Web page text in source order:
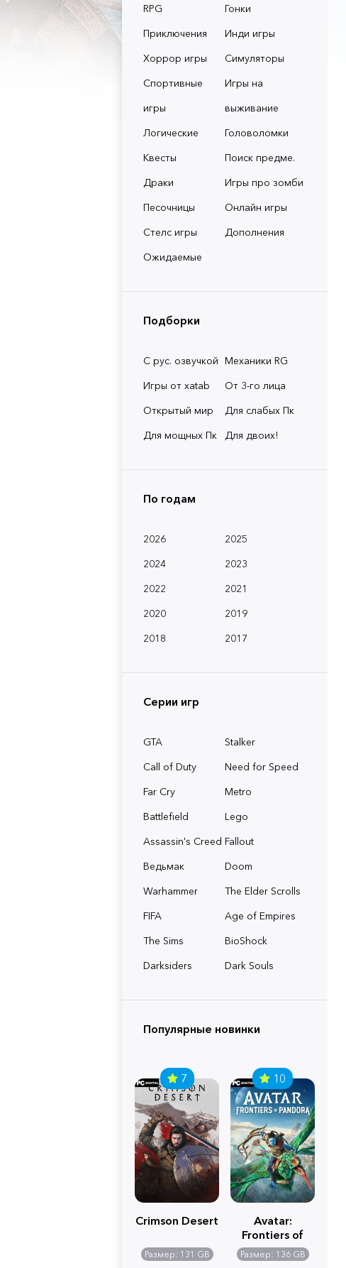
RPG
Гонки
Приключения
Инди игры
Хоррор игры
Симуляторы
Спортивные
игры
Игры на
выживание
Логические
Головоломки
Квесты
Поиск предме.
Драки
Игры про зомби
Песочницы
Онлайн игры
Стелс игры
Дополнения
Ожидаемые
Подборки
С рус. озвучкой Механики RG
Игры от xatab
От 3-го лица
Открытый мир
Для слабых Пк
Для мощных Пк
Для двоих!
По годам
2026
2025
2024
2023
2022
2021
2020
2019
2018
2017
Серии игр
GTA
Stalker
Call of Duty
Need for Speed
Far Cry
Metro
Battlefield
Lego
Assassin's Creed Fallout
Ведьмак
Doom
Warhammer
The Elder Scrolls
FIFA
Age of Empires
The Sims
BioShock
Darksiders
Dark Souls
Популярные новинки
7
Crimson Desert
Размер: 131 GB
10
Avatar:
Frontiers of
Pandora
Размер: 136 GB